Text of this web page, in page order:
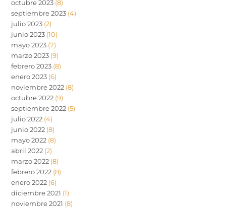
octubre 2023 (8)
septiembre 2023 (4)
julio 2023 (2)
junio 2023 (10)
mayo 2023 (7)
marzo 2023 (9)
febrero 2023 (8)
enero 2023 (6)
noviembre 2022 (8)
octubre 2022 (9)
septiembre 2022 (5)
julio 2022 (4)
junio 2022 (8)
mayo 2022 (8)
abril 2022 (2)
marzo 2022 (8)
febrero 2022 (8)
enero 2022 (6)
diciembre 2021 (1)
noviembre 2021 (8)